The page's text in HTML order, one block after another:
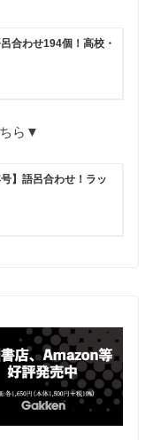
呂合わせ194個！高校・
ら▼
号】語呂合わせ！ラッ